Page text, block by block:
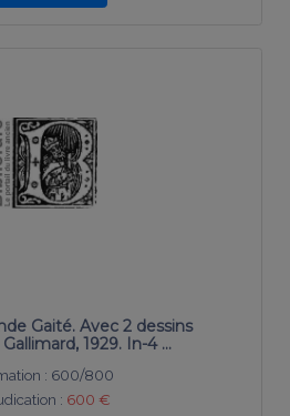
Gaité. Avec 2 dessins
Gallimard, 1929. In-4 …
: 600/800
: 600 €